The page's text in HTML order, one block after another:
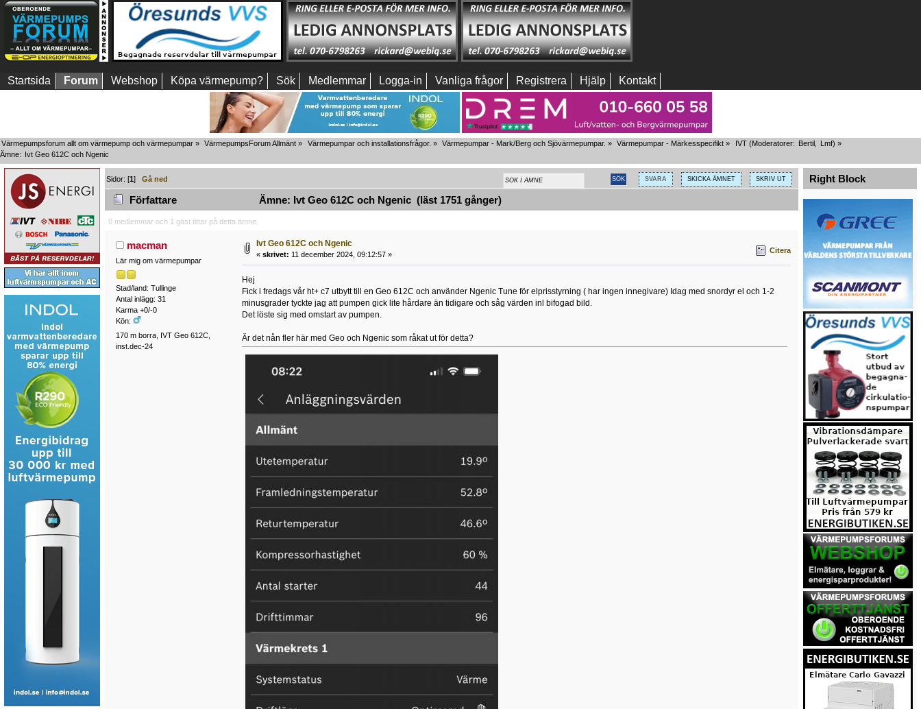
Startsida Forum Webshop Köpa värmepump? Sök Medlemmar Logga-in Vanliga frågor Registrera Hjälp Kontakt
Värmepumpsforum allt om värmepump och värmepumpar » VärmepumpsForum Allmänt » Värmepumpar och installationsfrågor. » Värmepumpar - Mark/Berg och Sjövärmepumpar. » Värmepumpar - Märkesspecifikt » IVT(Moderatorer: Bertil, Lmf) »
Ämne: Ivt Geo 612C och Ngenic
SVARA SKICKA ÄMNET SKRIV UT
Sidor: [1]Gå ned
Författare Ämne: Ivt Geo 612C och Ngenic (läst 1751 gånger)
0 medlemmar och 1 gäst tittar på detta ämne.
macman
Lär mig om värmepumpar
Stad/land: Tullinge
Antal inlägg: 31
Karma +0/-0
Kön:
170 m borra, IVT Geo 612C,
inst.dec-24
Ivt Geo 612C och Ngenic
« skrivet: 11 december 2024, 09:12:57 » Citera
Hej
Fick i fredags vår ht+ c7 utbytt till en Geo 612C och använder Ngenic Tune för elprisstyrning ( har ingen innegivare) Idag med snordyr el och 1-2
minusgrader tyckte jag att pumpen gick lite hårdare än tidigare och såg värden inl bifogad bild.
Det löste sig med omstart av pumpen.
Är det nån fler här med Geo och Ngenic som råkat ut för detta?
Right Block